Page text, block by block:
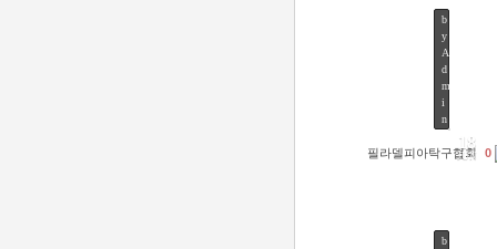
18
JUN
b
y
A
d
m
i
n
필라델피아탁구협회 0
b